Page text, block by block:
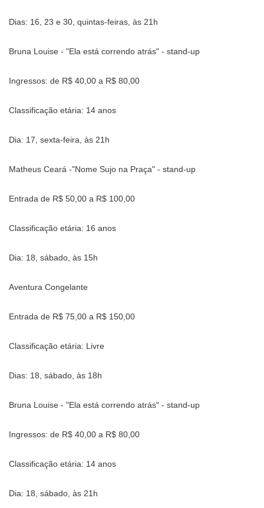
Dias: 16, 23 e 30, quintas-feiras, às 21h
Bruna Louise - "Ela está correndo atrás" - stand-up
Ingressos: de R$ 40,00 a R$ 80,00
Classificação etária: 14 anos
Dia: 17, sexta-feira, às 21h
Matheus Ceará -"Nome Sujo na Praça" - stand-up
Entrada de R$ 50,00 a R$ 100,00
Classificação etária: 16 anos
Dia: 18, sábado, às 15h
Aventura Congelante
Entrada de R$ 75,00 a R$ 150,00
Classificação etária: Livre
Dias: 18, sábado, às 18h
Bruna Louise - "Ela está correndo atrás" - stand-up
Ingressos: de R$ 40,00 a R$ 80,00
Classificação etária: 14 anos
Dia: 18, sábado, às 21h